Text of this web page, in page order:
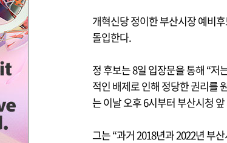
개혁신당 정이한 부산시장 예비
돌입한다.
정 후보는 8일 입장문을 통해 “저
적인 배제로 인해 정당한 권리를
는 이날 오후 6시부터 부산시청
그는 “과거 2018년과 2022년 부